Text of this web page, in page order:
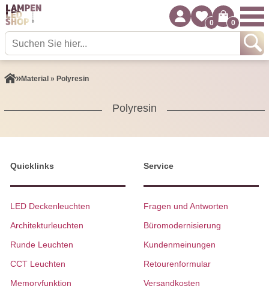
0 0
Material » Polyresin
Polyresin
Quicklinks
LED Deckenleuchten
Architekturleuchten
Runde Leuchten
CCT Leuchten
Memoryfunktion
Service
Fragen und Antworten
Büromodernisierung
Kundenmeinungen
Retourenformular
Versandkosten